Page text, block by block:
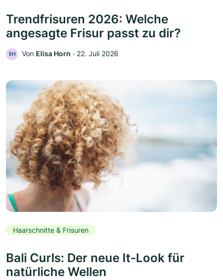
Trendfrisuren 2026: Welche
angesagte Frisur passt zu dir?
EH Von Elisa Horn ‧ 22. Juli 2026
Haarschnitte & Frisuren
Bali Curls: Der neue It-Look für
natürliche Wellen